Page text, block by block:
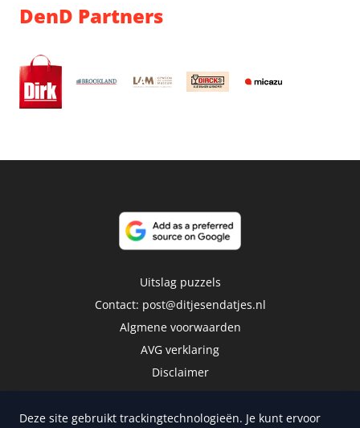
DenD Partners
Uitslag puzzels
Contact: post@ditjesendatjes.nl
Algmene voorwaarden
AVG verklaring
Disclaimer
Deze site gebruikt trackingtechnologieën. Je kunt ervoor